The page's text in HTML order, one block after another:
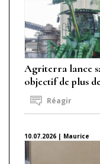
Agriterra lance
objectif de plus
Réagir
10.07.2026 | Maurice